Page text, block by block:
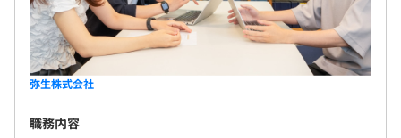
弥生株式会社
職務内容